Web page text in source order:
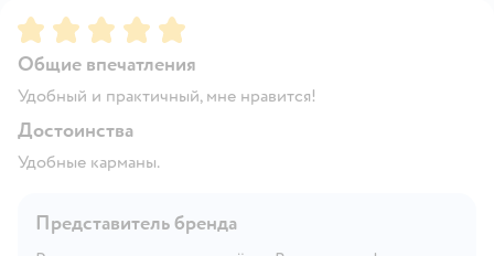
Рейтинг:5
Общие впечатления
Удобный и практичный, мне нравится!
Достоинства
Удобные карманы.
Представитель бренда